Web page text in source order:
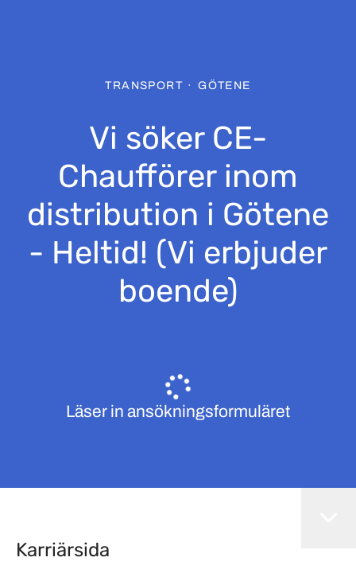
TRANSPORT · GÖTENE
Vi söker CE-
Chaufförer inom
distribution i Götene
- Heltid! (Vi erbjuder
boende)
Läser in ansökningsformuläret
Karriärsida